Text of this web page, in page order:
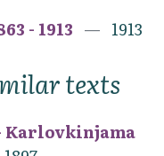
- 1913 1913
texts
Karlovkinjama